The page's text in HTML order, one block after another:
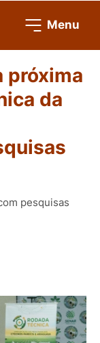
Menu
próxima
da
pesquisas